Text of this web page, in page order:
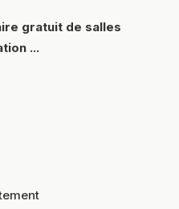
gratuit de salles
...